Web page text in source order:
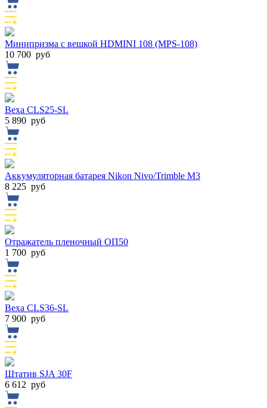
Минипризма с вешкой НDMINI 108 (MPS-108)
10 700 руб
Веха CLS25-SL
5 890 руб
Аккумуляторная батарея Nikon Nivo/Trimble M3
8 225 руб
Отражатель пленочный ОП50
1 700 руб
Веха CLS36-SL
7 900 руб
Штатив SJA 30F
6 612 руб